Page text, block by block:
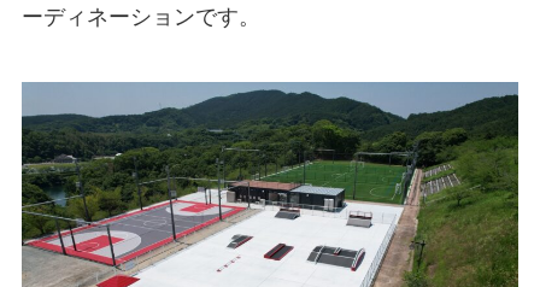
ーディネーションです。